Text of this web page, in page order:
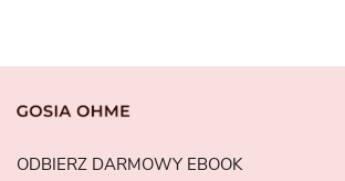
ODBIERZ DARMOWY EBOOK